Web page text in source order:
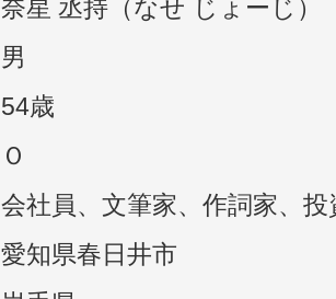
奈星 丞持（なせ じょーじ）
男
54歳
Ｏ
会社員、文筆家、作詞家、投
愛知県春日井市